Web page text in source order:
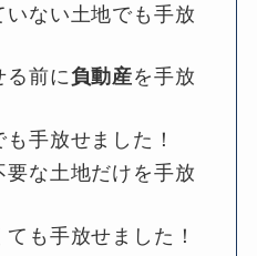
いない土地でも手放
る前に負動産を手放
も手放せました！
要な土地だけを手放
ても手放せました！